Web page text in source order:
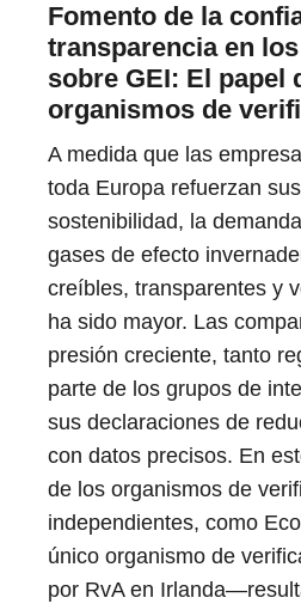
Fomento de la
transparencia en
sobre GEI: El papel
organismos de
A medida que las
toda Europa refuerzan
sostenibilidad, la
gases de efecto
creíbles, transparentes y
ha sido mayor. Las
presión creciente, tanto
parte de los grupos de
sus declaraciones de
con datos precisos. En
de los organismos de
independientes, como
único organismo de
por RvA en